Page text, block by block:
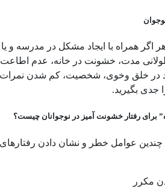
اگر همراه با ایجاد مشکل در مدرسه
مدت، خشونت در خانه، عدم
در خلق وخوی، شخصیت، کم شدن
جدی بگیرید.
برای رفتار خشونت آمیز در نوجوانان چیست؟
چندین عوامل خطر و نشان دادن
مکرر